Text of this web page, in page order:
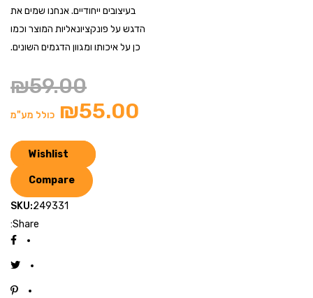
בעיצובים ייחודיים. אנחנו שמים את
הדגש על פונקציונאליות המוצר וכמו
כן על איכותו ומגוון הדגמים השונים.
₪59.00
₪55.00 כולל מע"מ
Wishlist
Compare
SKU:249331
Share: